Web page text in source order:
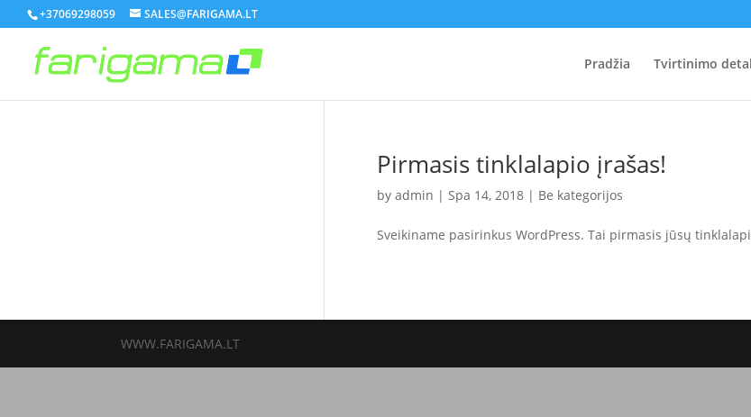
+37069298059 SALES@FARIGAMA.LT
Pradžia Tvirtinimo
Pirmasis tinklalapio įrašas!
by admin | Spa 14, 2018| Be kategorijos
Sveikiname pasirinkus WordPress. Tai pirmasis jūsų
WWW.FARIGAMA.LT